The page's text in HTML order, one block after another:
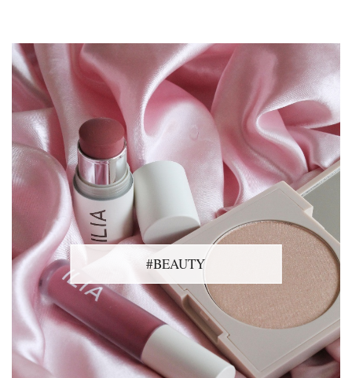
#BEAUTY